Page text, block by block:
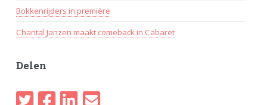
Bokkenrijders in première
Chantal Janzen maakt comeback in Cabaret
Delen